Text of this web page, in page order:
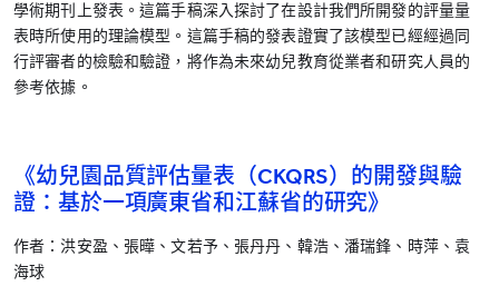
學術期刊上發表。這篇手稿深入探討了在設計我們所開發的評量量
表時所使用的理論模型。這篇手稿的發表證實了該模型已經經過同
行評審者的檢驗和驗證，將作為未來幼兒教育從業者和研究人員的
參考依據。
《幼兒園品質評估量表（CKQRS）的開發與驗
證：基於一項廣東省和江蘇省的研究》
作者：洪安盈、張曄、文若予、張丹丹、韓浩、潘瑞鋒、時萍、袁
海球